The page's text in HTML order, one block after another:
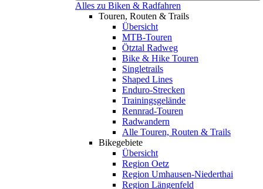
Alles zu Biken & Radfahren
Touren, Routen & Trails
Übersicht
MTB-Touren
Ötztal Radweg
Bike & Hike Touren
Singletrails
Shaped Lines
Enduro-Strecken
Trainingsgelände
Rennrad-Touren
Radwandern
Alle Touren, Routen & Trails
Bikegebiete
Übersicht
Region Oetz
Region Umhausen-Niederthai
Region Längenfeld